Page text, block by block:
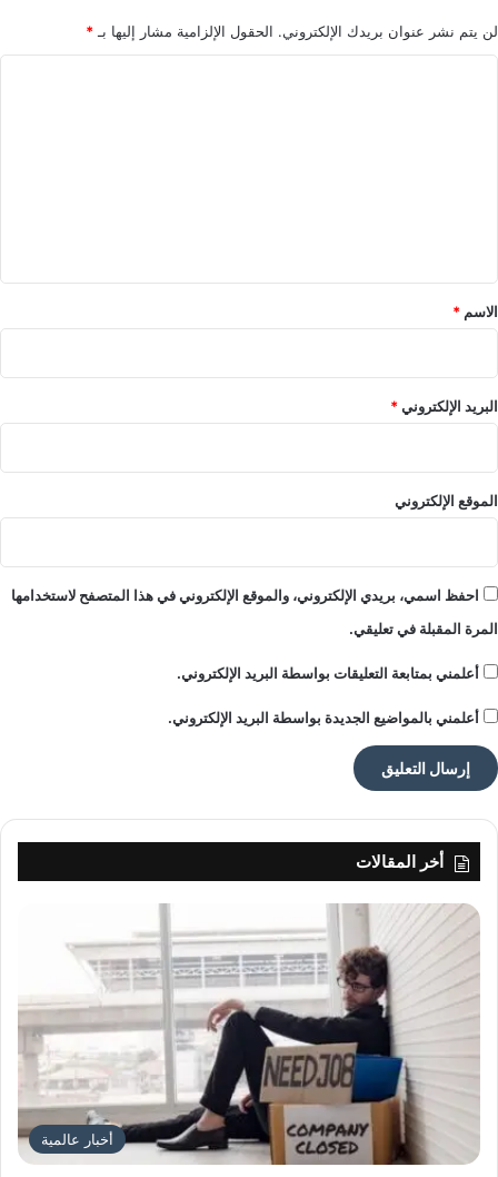
م
ا
ن
ف
لن يتم نشر عنوان بريدك الإلكتروني. الحقول الإلزامية مشار إليها بـ*
*
الاسم *
البريد الإلكتروني*
الموقع الإلكتروني
احفظ اسمي، بريدي الإلكتروني، والموقع الإلكتروني في هذا المتصفح لاستخدامها
المرة المقبلة في تعليقي.
أعلمني بمتابعة التعليقات بواسطة البريد الإلكتروني.
أعلمني بالمواضيع الجديدة بواسطة البريد الإلكتروني.
أخر المقالات
أخبار عالمية